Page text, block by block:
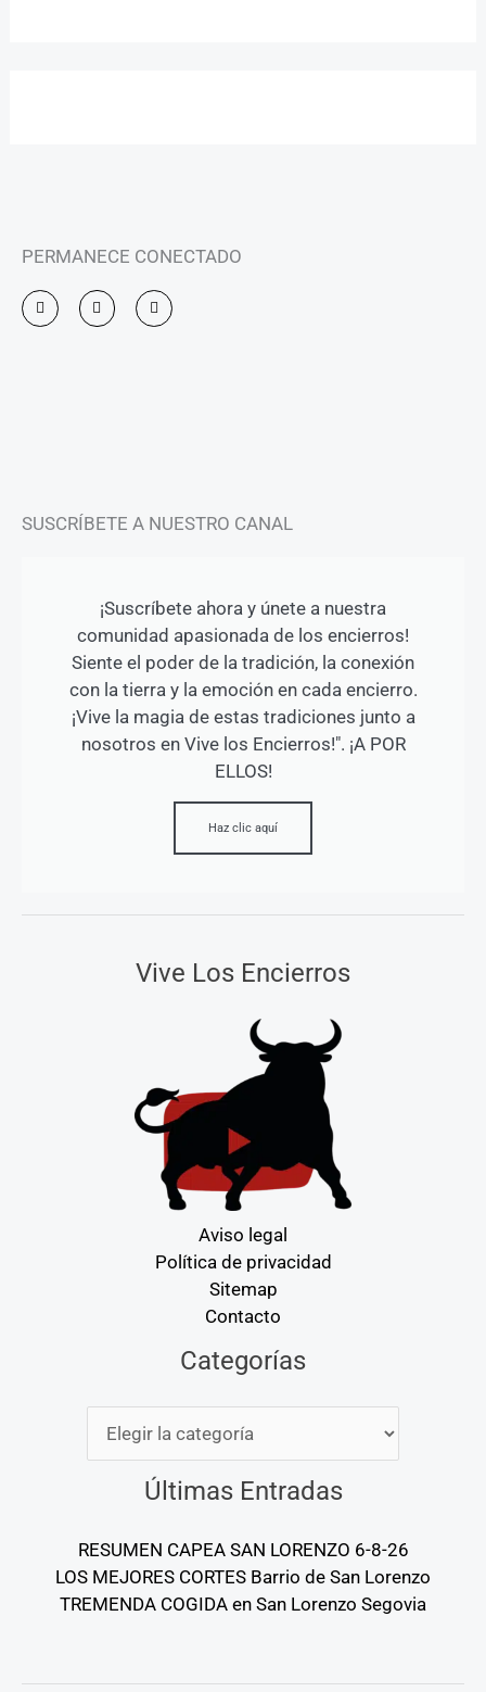
PERMANECE CONECTADO
I
n
s
F
a
c
Y
o
u
SUSCRÍBETE A NUESTRO CANAL
¡Suscríbete ahora y únete a nuestra
comunidad apasionada de los encierros!
Siente el poder de la tradición, la conexión
con la tierra y la emoción en cada encierro.
¡Vive la magia de estas tradiciones junto a
nosotros en Vive los Encierros!". ¡A POR
ELLOS!
Haz clic aquí
Vive Los Encierros
Aviso legal
Política de privacidad
Sitemap
Contacto
Categorías
Últimas Entradas
RESUMEN CAPEA SAN LORENZO 6-8-26
LOS MEJORES CORTES Barrio de San Lorenzo
TREMENDA COGIDA en San Lorenzo Segovia